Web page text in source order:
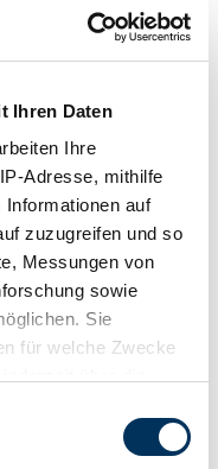
Ihren Daten
Ihre
Adresse, mithilfe
Informationen auf
zuzugreifen und so
Messungen von
sowie
Sie
für welche Zwecke